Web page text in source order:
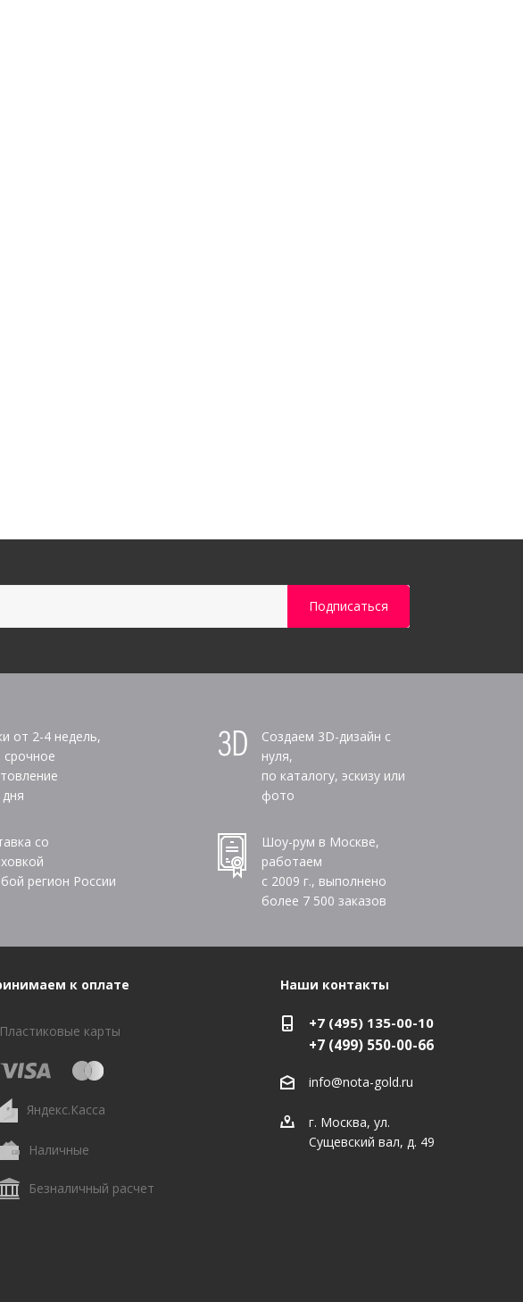
от 2-4 недель,
срочное
Создаем 3D-дизайн с
нуля,
по каталогу, эскизу или
фото
со
регион России
Шоу-рум в Москве,
работаем
с 2009 г., выполнено
более 7 500 заказов
к оплате
Пластиковые карты
Яндекс.Касса
Наличные
Безналичный расчет
Наши контакты
+7 (495) 135-00-10
+7 (499) 550-00-66
info@nota-gold.ru
г. Москва, ул.
Сущевский вал, д. 49